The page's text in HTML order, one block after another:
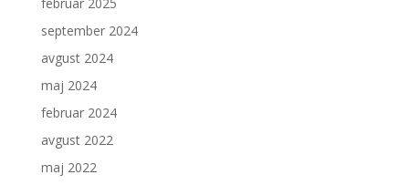
september 2024
avgust 2024
maj 2024
februar 2024
avgust 2022
maj 2022